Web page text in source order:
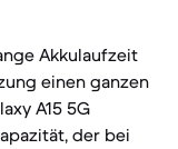
Akkulaufzeit
einen ganzen
A15 5G
der bei